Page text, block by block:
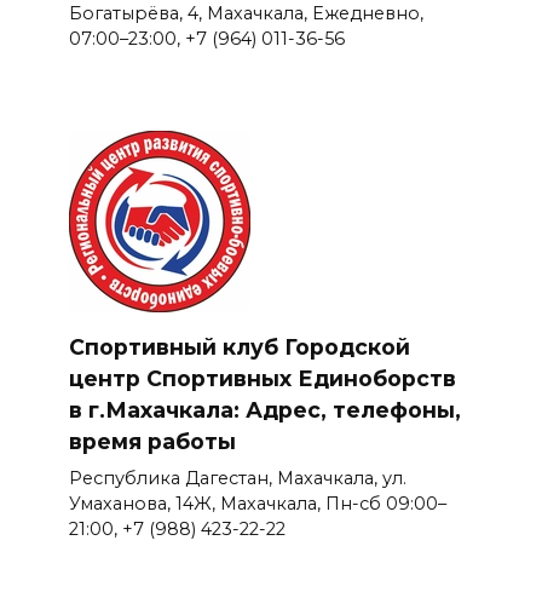
Богатырёва, 4, Махачкала, Ежедневно,
07:00–23:00, +7 (964) 011-36-56
Спортивный клуб Городской
центр Спортивных Единоборств
в г.Махачкала: Адрес, телефоны,
время работы
Республика Дагестан, Махачкала, ул.
Умаханова, 14Ж, Махачкала, Пн-сб 09:00–
21:00, +7 (988) 423-22-22